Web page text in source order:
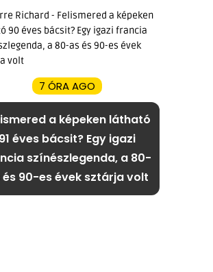
7 ÓRA AGO
a képeken látható
91 éves bácsit? Egy igazi
színészlegenda, a 80-
és 90-es évek sztárja volt